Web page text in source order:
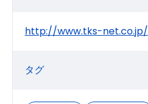
http://www.tks-net.co.jp/
タグ